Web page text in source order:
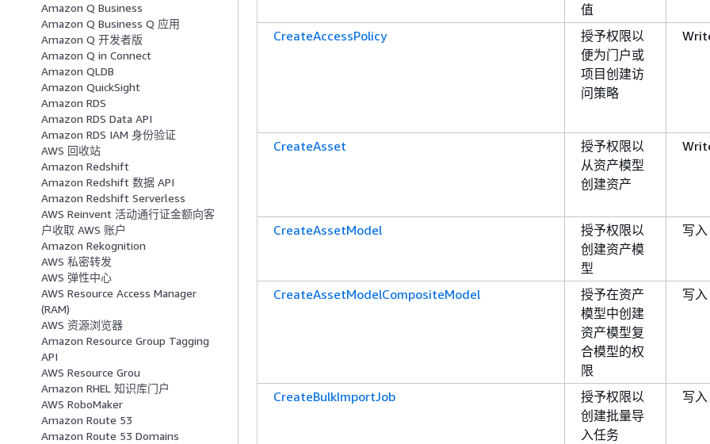
Amazon Q Business
Amazon Q Business Q 应用
Amazon Q 开发者版
Amazon Q in Connect
Amazon QLDB
Amazon QuickSight
Amazon RDS
Amazon RDS Data API
Amazon RDS IAM 身份验证
AWS 回收站
Amazon Redshift
Amazon Redshift 数据 API
Amazon Redshift Serverless
AWS Reinvent 活动通行证金额向客
户收取 AWS 账户
Amazon Rekognition
AWS 私密转发
AWS 弹性中心
AWS Resource Access Manager
(RAM)
AWS 资源浏览器
Amazon Resource Group Tagging
API
AWS Resource Grou
Amazon RHEL 知识库门户
AWS RoboMaker
Amazon Route 53
Amazon Route 53 Domains
值
CreateAccessPolicy
授予权限以
便为门户或
项目创建访
问策略
CreateAsset
授予权限以
从资产模型
创建资产
CreateAssetModel
授予权限以
创建资产模
型
写入
CreateAssetModelCompositeModel
授予在资产
模型中创建
资产模型复
合模型的权
限
写入
CreateBulkImportJob
授予权限以
创建批量导
入任务
写入